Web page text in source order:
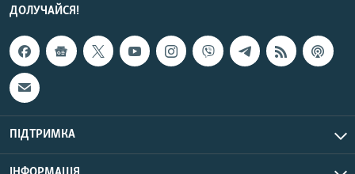
ДОЛУЧАЙСЯ!
ПІДТРИМКА